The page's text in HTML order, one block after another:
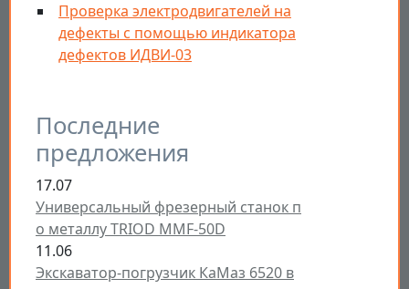
Последние
предложения
17.07
Универсальный фрезерный станок п
о металлу TRIOD MMF-50D
11.06
Экскаватор-погрузчик КаМаз 6520 в
Проверка электродвигателей на
дефекты с помощью индикатора
дефектов ИДВИ-03